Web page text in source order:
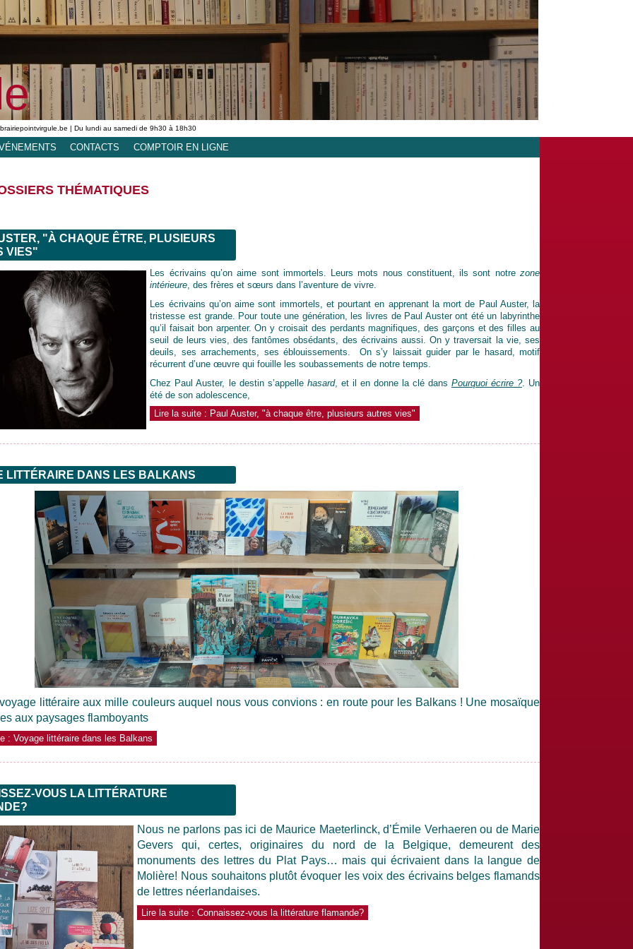
| Du lundi au samedi de 9h30 à 18h30
CONTACTS COMPTOIR EN LIGNE
THÉMATIQUES
"À CHAQUE ÊTRE, PLUSIEURS
VIES"
Les écrivains qu’on aime sont immortels. Leurs mots nous constituent, ils sont notre zone
intérieure, des frères et sœurs dans l’aventure de vivre.
Les écrivains qu’on aime sont immortels, et pourtant en apprenant la mort de Paul Auster, la
tristesse est grande. Pour toute une génération, les livres de Paul Auster ont été un labyrinthe
qu’il faisait bon arpenter. On y croisait des perdants magnifiques, des garçons et des filles au
seuil de leurs vies, des fantômes obsédants, des écrivains aussi. On y traversait la vie, ses
deuils, ses arrachements, ses éblouissements. On s’y laissait guider par le hasard, motif
récurrent d’une œuvre qui fouille les soubassements de notre temps.
Chez Paul Auster, le destin s’appelle hasard, et il en donne la clé dans Pourquoi écrire ?. Un
été de son adolescence,
Lire la suite : Paul Auster, "à chaque être, plusieurs autres vies"
LITTÉRAIRE DANS LES BALKANS
littéraire aux mille couleurs auquel nous vous convions : en route pour les Balkans ! Une mosaïque
aux paysages flamboyants
: Voyage littéraire dans les Balkans
VOUS LA LITTÉRATURE
Nous ne parlons pas ici de Maurice Maeterlinck, d’Émile Verhaeren ou de Marie
Gevers qui, certes, originaires du nord de la Belgique, demeurent des
monuments des lettres du Plat Pays… mais qui écrivaient dans la langue de
Molière! Nous souhaitons plutôt évoquer les voix des écrivains belges flamands
de lettres néerlandaises.
Lire la suite : Connaissez-vous la littérature flamande?